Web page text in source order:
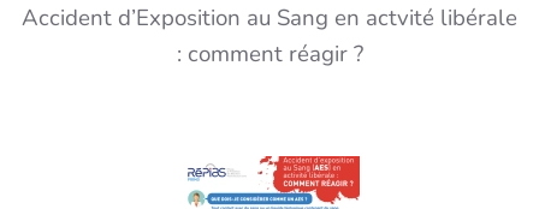
Accident d’Exposition au Sang en actvité libérale
: comment réagir ?